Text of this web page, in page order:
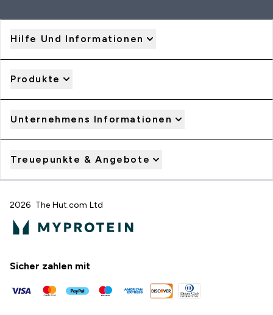
Hilfe Und Informationen
Produkte
Unternehmens Informationen
Treuepunkte & Angebote
2026 The Hut.com Ltd
Sicher zahlen mit